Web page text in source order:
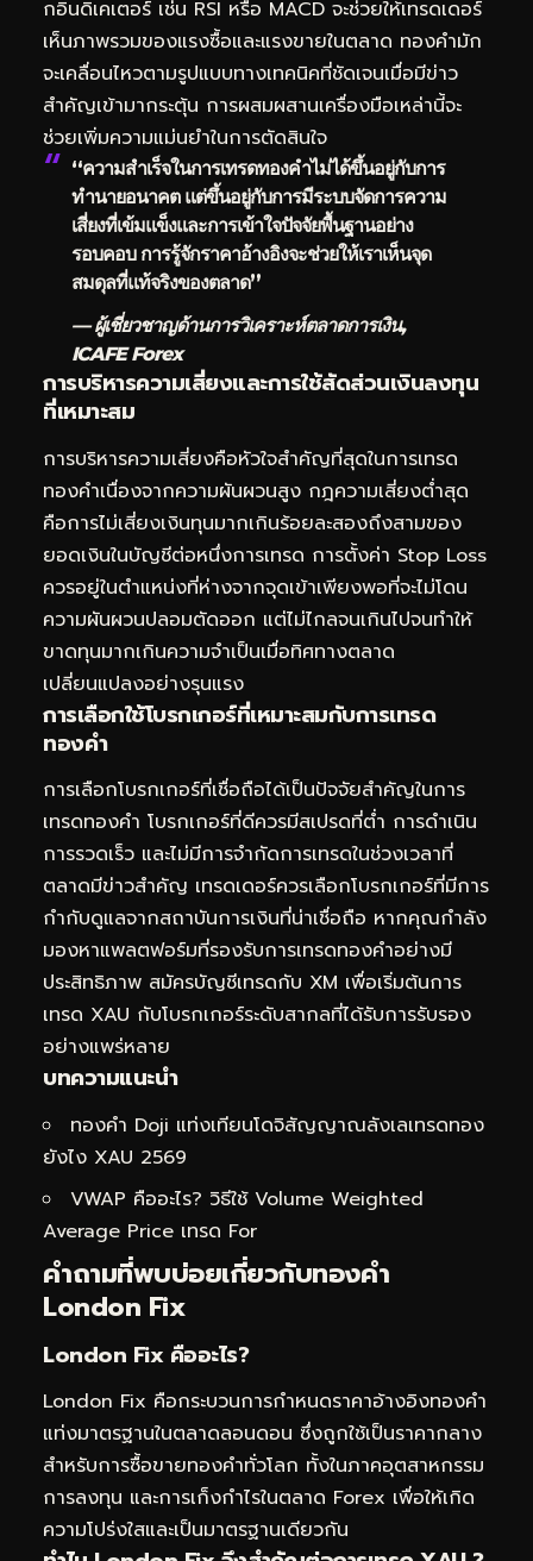
กอินดิเคเตอร์ เช่น RSI หรือ MACD จะช่วยให้เทรดเดอร์
เห็นภาพรวมของแรงซื้อและแรงขายในตลาด ทองคำมัก
จะเคลื่อนไหวตามรูปแบบทางเทคนิคที่ชัดเจนเมื่อมีข่าว
สำคัญเข้ามากระตุ้น การผสมผสานเครื่องมือเหล่านี้จะ
ช่วยเพิ่มความแม่นยำในการตัดสินใจ
“ความสำเร็จในการเทรดทองคำไม่ได้ขึ้นอยู่กับการ
ทำนายอนาคต แต่ขึ้นอยู่กับการมีระบบจัดการความ
เสี่ยงที่เข้มแข็งและการเข้าใจปัจจัยพื้นฐานอย่าง
รอบคอบ การรู้จักราคาอ้างอิงจะช่วยให้เราเห็นจุด
สมดุลที่แท้จริงของตลาด”
— ผู้เชี่ยวชาญด้านการวิเคราะห์ตลาดการเงิน,
ICAFE Forex
การบริหารความเสี่ยงและการใช้สัดส่วนเงินลงทุน
ที่เหมาะสม
การบริหารความเสี่ยงคือหัวใจสำคัญที่สุดในการเทรด
ทองคำเนื่องจากความผันผวนสูง กฎความเสี่ยงต่ำสุด
คือการไม่เสี่ยงเงินทุนมากเกินร้อยละสองถึงสามของ
ยอดเงินในบัญชีต่อหนึ่งการเทรด การตั้งค่า Stop Loss
ควรอยู่ในตำแหน่งที่ห่างจากจุดเข้าเพียงพอที่จะไม่โดน
ความผันผวนปลอมตัดออก แต่ไม่ไกลจนเกินไปจนทำให้
ขาดทุนมากเกินความจำเป็นเมื่อทิศทางตลาด
เปลี่ยนแปลงอย่างรุนแรง
การเลือกใช้โบรกเกอร์ที่เหมาะสมกับการเทรด
ทองคำ
การเลือกโบรกเกอร์ที่เชื่อถือได้เป็นปัจจัยสำคัญในการ
เทรดทองคำ โบรกเกอร์ที่ดีควรมีสเปรดที่ต่ำ การดำเนิน
การรวดเร็ว และไม่มีการจำกัดการเทรดในช่วงเวลาที่
ตลาดมีข่าวสำคัญ เทรดเดอร์ควรเลือกโบรกเกอร์ที่มีการ
กำกับดูแลจากสถาบันการเงินที่น่าเชื่อถือ หากคุณกำลัง
มองหาแพลตฟอร์มที่รองรับการเทรดทองคำอย่างมี
ประสิทธิภาพ สมัครบัญชีเทรดกับ XM เพื่อเริ่มต้นการ
เทรด XAU กับโบรกเกอร์ระดับสากลที่ได้รับการรับรอง
อย่างแพร่หลาย
บทความแนะนำ
ทองคำ Doji แท่งเทียนโดจิสัญญาณลังเลเทรดทอง
ยังไง XAU 2569
VWAP คืออะไร? วิธีใช้ Volume Weighted
Average Price เทรด For
คำถามที่พบบ่อยเกี่ยวกับทองคำ
London Fix
London Fix คืออะไร?
London Fix คือกระบวนการกำหนดราคาอ้างอิงทองคำ
แท่งมาตรฐานในตลาดลอนดอน ซึ่งถูกใช้เป็นราคากลาง
สำหรับการซื้อขายทองคำทั่วโลก ทั้งในภาคอุตสาหกรรม
การลงทุน และการเก็งกำไรในตลาด Forex เพื่อให้เกิด
ความโปร่งใสและเป็นมาตรฐานเดียวกัน